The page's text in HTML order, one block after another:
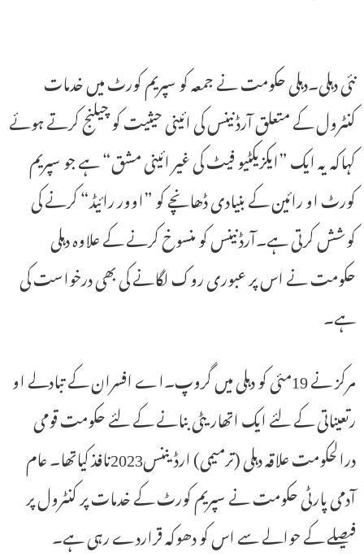
نئی دہلی۔دہلی حکومت نے جمعہ کو سپریم کورٹ میں خدمات
کنٹرول کے متعلق آرڈنینس کی ائینی حیثیت کو چیلنج کرتے ہوئے
کہاکہ یہ ایک ”ایکزیکٹیو فیٹ کی غیر ائینی مشق“ ہے جو سپریم
کورٹ او رائین کے بنیادی ڈھانچے کو ”اوور رائیڈ“ کرنے کی
کوشش کرتی ہے۔آرڈنینس کو منسوخ کرنے کے علاوہ دہلی
حکومت نے اس پر عبوری روک لگانے کی بھی درخواست کی
ہے۔
مرکز نے 19مئی کو دہلی میں گروپ۔اے افسران کے تبادلے او
رتعیناتی کے لئے ایک اتھاریٹی بنانے کے لئے حکومت قومی
درالحکومت علاقہ دہلی (ترمیمی) ارڈیننس2023نافذ کیاتھا۔ عام
آدمی پارٹی حکومت نے سپریم کورٹ کے خدمات پر کنٹرول پر
فیصلے کے حوالے سے اس کو دھوکہ قراردے رہی ہے۔